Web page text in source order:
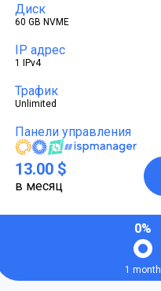
Диск
60 GB NVME
IP адрес
1 IPv4
Трафик
Unlimited
Панели управления
13.00 $
в месяц
0%
1 month